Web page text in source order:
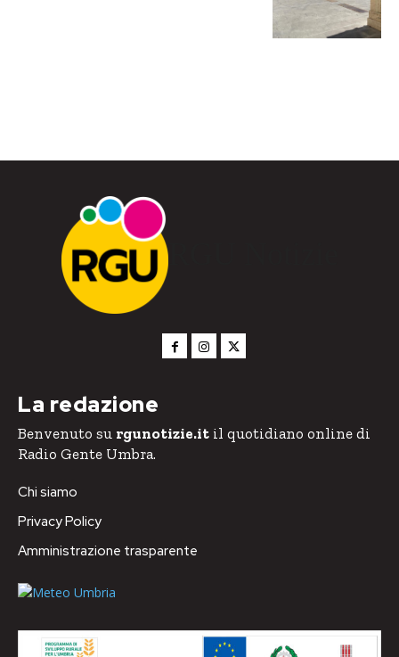
RGU Notizie
La redazione
Benvenuto su rgunotizie.it il quotidiano online di
Radio Gente Umbra.
Chi siamo
Privacy Policy
Amministrazione trasparente